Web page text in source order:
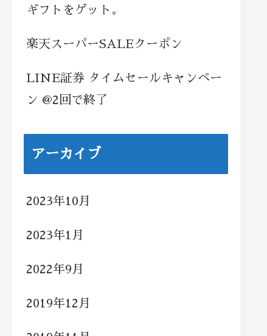
ギフトをゲット。
楽天スーパーSALEクーポン
LINE証券 タイムセールキャンペー
ン @2回で終了
アーカイブ
2023年10月
2023年1月
2022年9月
2019年12月